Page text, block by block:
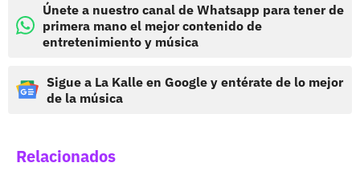
Únete a nuestro canal de Whatsapp para tener de
primera mano el mejor contenido de
entretenimiento y música
Sigue a La Kalle en Google y entérate de lo mejor
de la música
Relacionados